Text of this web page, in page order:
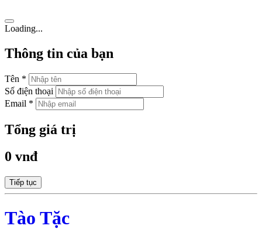
Loading...
Thông tin của bạn
Tên *
Số điện thoại
Email *
Tổng giá trị
0 vnđ
Tiếp tục
Tào Tặc